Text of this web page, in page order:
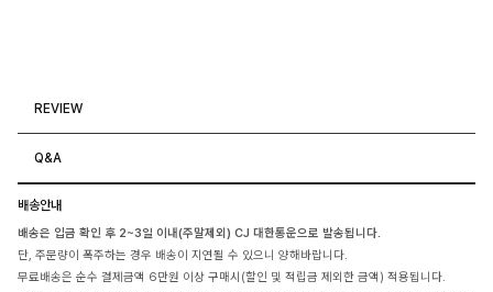
REVIEW
Q&A
배송안내
배송은 입금 확인 후 2~3일 이내(주말제외) CJ 대한통운으로 발송됩니다.
단, 주문량이 폭주하는 경우 배송이 지연될 수 있으니 양해바랍니다.
무료배송은 순수 결제금액 6만원 이상 구매시(할인 및 적립금 제외한 금액) 적용됩니다.